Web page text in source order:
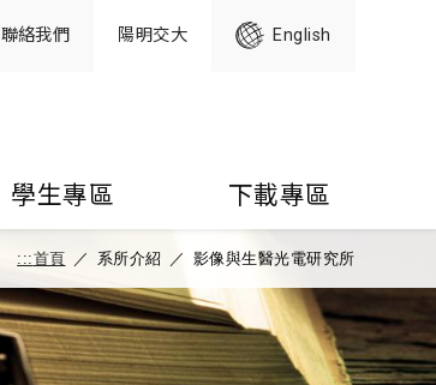
聯絡我們 陽明交大 English
學生專區 下載專區
:::首頁 ／ 系所介紹 ／ 影像與生醫光電研究所